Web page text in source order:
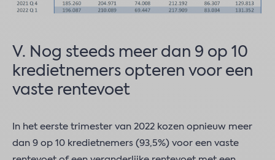
V. Nog steeds meer dan 9 op 10
kredietnemers opteren voor een
vaste rentevoet
In het eerste trimester van 2022 kozen opnieuw meer
dan 9 op 10 kredietnemers (93,5%) voor een vaste